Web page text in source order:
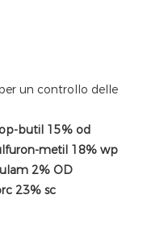
un controllo delle
butil 15% od
metil 18% wp
2% OD
23% sc